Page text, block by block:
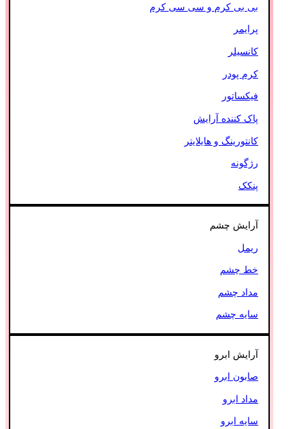
بی بی کرم و سی سی کرم
پرایمر
کانسیلر
کرم پودر
فیکساتور
پاک کننده آرایش
کانتورینگ و هایلایتر
رژگونه
پنکک
آرایش چشم
ریمل
خط چشم
مداد چشم
سایه چشم
آرایش ابرو
صابون ابرو
مداد ابرو
سایه ابرو